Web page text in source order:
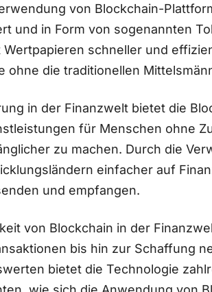
von Blockchain-
und ‍in Form von sogenannten
Wertpapieren schneller und
ohne die traditionellen
in ‌der Finanzwelt bietet die
für Menschen ohne
zu machen. Durch die
einfacher auf
und empfangen.
von Blockchain in der
bis hin zur Schaffung
bietet die Technologie‍